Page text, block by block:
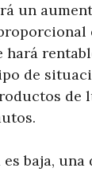
un
hará
de
de
baja,